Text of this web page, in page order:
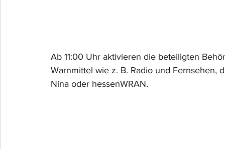
Ab 11:00 Uhr aktivieren die beteiligten
Warnmittel wie z. B. Radio und Fernsehen,
Nina oder hessenWRAN.